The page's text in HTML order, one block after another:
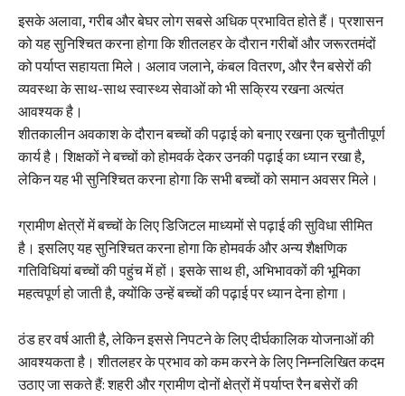
इसके अलावा, गरीब और बेघर लोग सबसे अधिक प्रभावित होते हैं। प्रशासन
को यह सुनिश्चित करना होगा कि शीतलहर के दौरान गरीबों और जरूरतमंदों
को पर्याप्त सहायता मिले। अलाव जलाने, कंबल वितरण, और रैन बसेरों की
व्यवस्था के साथ-साथ स्वास्थ्य सेवाओं को भी सक्रिय रखना अत्यंत
आवश्यक है।
शीतकालीन अवकाश के दौरान बच्चों की पढ़ाई को बनाए रखना एक चुनौतीपूर्ण
कार्य है। शिक्षकों ने बच्चों को होमवर्क देकर उनकी पढ़ाई का ध्यान रखा है,
लेकिन यह भी सुनिश्चित करना होगा कि सभी बच्चों को समान अवसर मिले।
ग्रामीण क्षेत्रों में बच्चों के लिए डिजिटल माध्यमों से पढ़ाई की सुविधा सीमित
है। इसलिए यह सुनिश्चित करना होगा कि होमवर्क और अन्य शैक्षणिक
गतिविधियां बच्चों की पहुंच में हों। इसके साथ ही, अभिभावकों की भूमिका
महत्वपूर्ण हो जाती है, क्योंकि उन्हें बच्चों की पढ़ाई पर ध्यान देना होगा।
ठंड हर वर्ष आती है, लेकिन इससे निपटने के लिए दीर्घकालिक योजनाओं की
आवश्यकता है। शीतलहर के प्रभाव को कम करने के लिए निम्नलिखित कदम
उठाए जा सकते हैं: शहरी और ग्रामीण दोनों क्षेत्रों में पर्याप्त रैन बसेरों की